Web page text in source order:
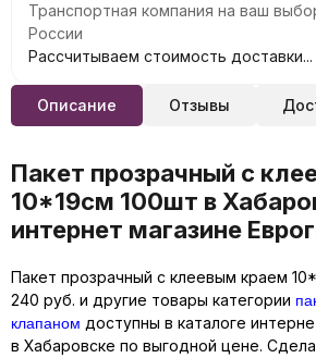
Транспортная компания на ваш
России
Рассчитываем стоимость доставки...
Описание Отзывы
Пакет прозрачный с
10*19см 100шт в
интернет магазине
Пакет прозрачный с клеевым краем
240 руб. и другие товары категории
клапаном доступны в каталоге
в Хабаровске по выгодной цене.